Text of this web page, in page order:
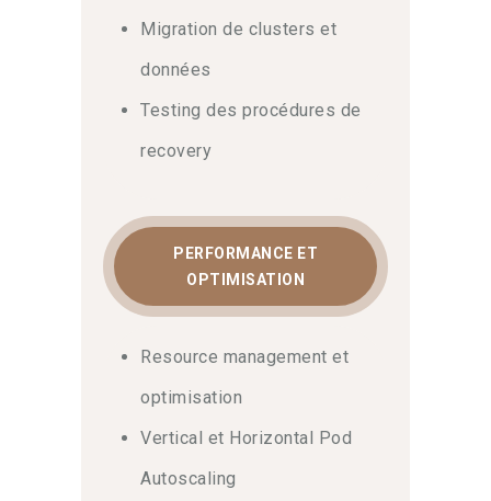
Migration de clusters et
données
Testing des procédures de
recovery
PERFORMANCE ET
OPTIMISATION
Resource management et
optimisation
Vertical et Horizontal Pod
Autoscaling